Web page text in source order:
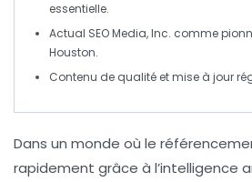
essentielle.
Actual SEO Media, Inc. comme
Houston.
Contenu de qualité et mise à jour
Dans un monde où le
rapidement grâce à l’intelligence